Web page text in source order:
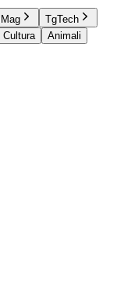
TgTech
Cultura
Animali